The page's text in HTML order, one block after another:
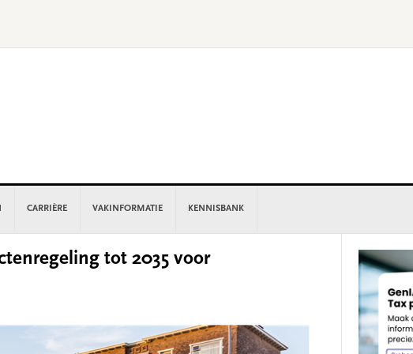
CARRIÈRE VAKINFORMATIE KENNISBANK
tot 2035 voor
Sidebar